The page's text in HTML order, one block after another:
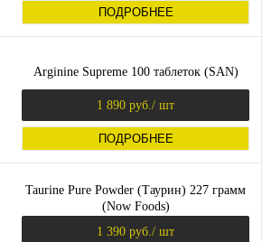
ПОДРОБНЕЕ
Arginine Supreme 100 таблеток (SAN)
1 890 руб. / шт
ПОДРОБНЕЕ
Taurine Pure Powder (Таурин) 227 грамм
(Now Foods)
1 390 руб. / шт